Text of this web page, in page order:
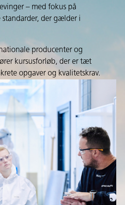
– med fokus på
der gælder i
producenter og
kursusforløb, der er tæt
opgaver og kvalitetskrav.